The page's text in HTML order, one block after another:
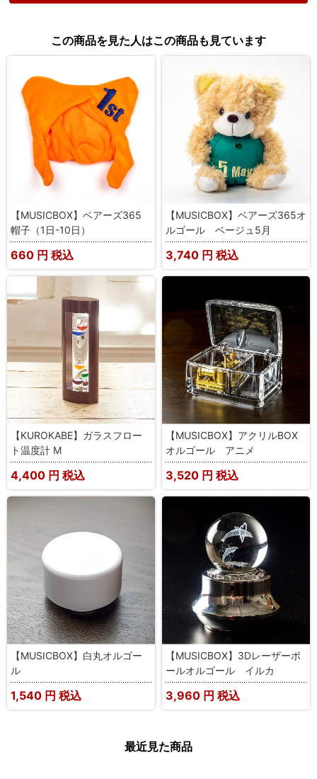
この商品を見た人はこの商品も見ています
【MUSICBOX】ベアーズ365
帽子（1日-10日）
660 円 税込
【MUSICBOX】ベアーズ365オ
ルゴール ベージュ5月
3,740 円 税込
【KUROKABE】ガラスフロー
ト温度計 M
4,400 円 税込
【MUSICBOX】アクリルBOX
オルゴール アニメ
3,520 円 税込
【MUSICBOX】白丸オルゴー
ル
1,540 円 税込
【MUSICBOX】3Dレーザーボ
ールオルゴール イルカ
3,960 円 税込
最近見た商品